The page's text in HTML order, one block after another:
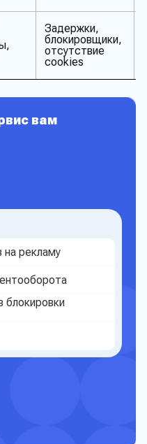
Задержки,
блокировщики,
отсутствие
cookies
вам
рекламу
блокировки